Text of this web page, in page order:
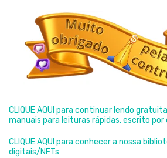
CLIQUE AQUI para continuar lendo
manuais para leituras rápidas, escrito por
CLIQUE AQUI para conhecer a nossa
digitais/NFTs